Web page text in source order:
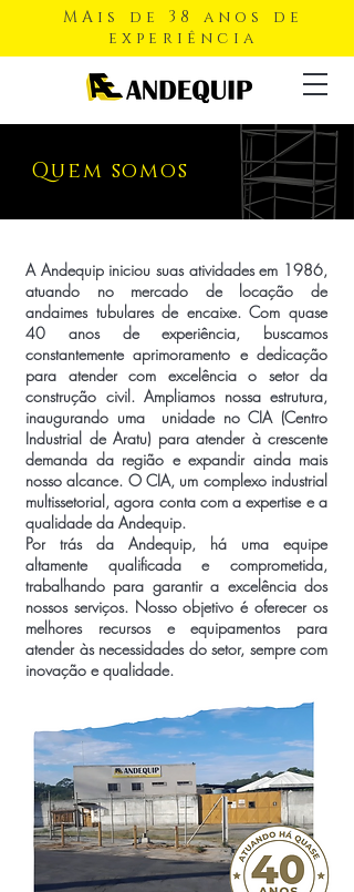
MAis de 38 anos de
experiência
Quem somos
A Andequip iniciou suas atividades em 1986,
atuando no mercado de locação de
andaimes tubulares de encaixe. Com quase
40 anos de experiência, buscamos
constantemente aprimoramento e dedicação
para atender com excelência o setor da
construção civil. Ampliamos nossa estrutura,
inaugurando uma unidade no CIA (Centro
Industrial de Aratu) para atender à crescente
demanda da região e expandir ainda mais
nosso alcance. O CIA, um complexo industrial
multissetorial, agora conta com a expertise e a
qualidade da Andequip.
Por trás da Andequip, há uma equipe
altamente qualificada e comprometida,
trabalhando para garantir a excelência dos
nossos serviços. Nosso objetivo é oferecer os
melhores recursos e equipamentos para
atender às necessidades do setor, sempre com
inovação e qualidade.